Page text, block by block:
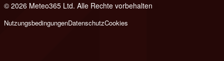
© 2026 Meteo365 Ltd. Alle Rechte vorbehalten
NutzungsbedingungenDatenschutzCookies